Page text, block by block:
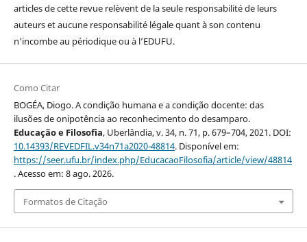
articles de cette revue relèvent de la seule responsabilité de leurs
auteurs et aucune responsabilité légale quant à son contenu
n'incombe au périodique ou à l’EDUFU.
Como Citar
BOGÉA, Diogo. A condição humana e a condição docente: das
ilusões de onipotência ao reconhecimento do desamparo.
Educação e Filosofia, Uberlândia, v. 34, n. 71, p. 679–704, 2021. DOI:
10.14393/REVEDFIL.v34n71a2020-48814. Disponível em:
https://seer.ufu.br/index.php/EducacaoFilosofia/article/view/48814
. Acesso em: 8 ago. 2026.
Formatos de Citação